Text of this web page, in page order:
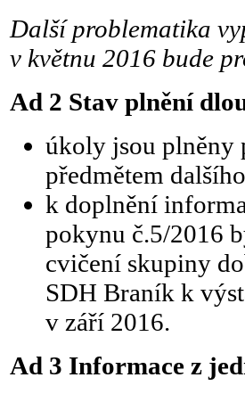
Další problematika
v květnu 2016 bude
Ad 2 Stav plnění
úkoly jsou plněny
předmětem
k doplnění
pokynu č.5/2016
cvičení skupiny
SDH Braník k
v září 2016.
Ad 3 Informace z